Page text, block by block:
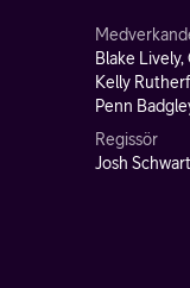
Blake
Kelly
Penn
Regissör
Josh